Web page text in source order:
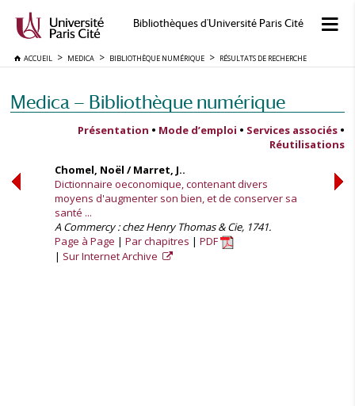
Bibliothèques d'Université Paris Cité
ACCUEIL MEDICA BIBLIOTHÈQUE NUMÉRIQUE RÉSULTATS DE RECHERCHE
Medica — Bibliothèque numérique
Présentation • Mode d’emploi • Services associés •
Réutilisations
Chomel, Noël / Marret, J..
Dictionnaire oeconomique, contenant divers
moyens d'augmenter son bien, et de conserver sa
santé ...
A Commercy : chez Henry Thomas & Cie, 1741.
Page à Page
Par chapitres
PDF
Sur Internet Archive